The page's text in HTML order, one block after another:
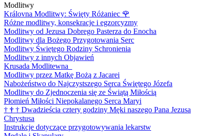
Modlitwy
Královna Modlitwy: Święty Różaniec 🌹
Różne modlitwy, konsekracje i egzorcyzmy
Modlitwy od Jezusa Dobrego Pasterza do Enocha
Modlitwy dla Bożego Przygotowania Serc
Modlitwy Świętego Rodziny Schronienia
Modlitwy z innych Objawień
Krusada Modlitewna
Modlitwy przez Matkę Bożą z Jacarei
Nabożeństwo do Najczystszego Serca Świętego Józefa
Modlitwy do Zjednoczenia się ze Świątą Miłością
Płomień Miłości Niepokalanego Serca Maryi
† † † Dwadzieścia cztery godziny Męki naszego Pana Jezusa
Chrystusa
Instrukcje dotyczące przygotowywania lekarstw